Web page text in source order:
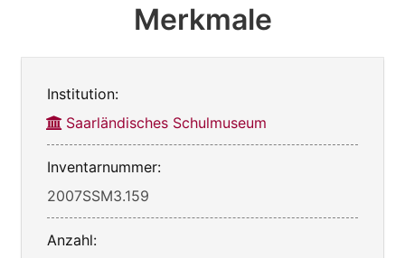
Merkmale
Institution:
Saarländisches Schulmuseum
Inventarnummer:
2007SSM3.159
Anzahl: